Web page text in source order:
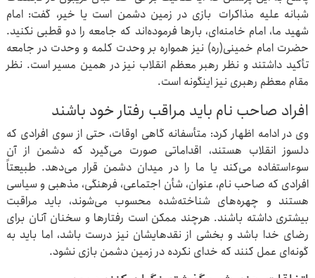
شبانه علیه مذاکرات بازی در زمین دشمن است یا خیر، گفت: امام
شهید ما، امام خامنه‌ای، بارها فرموده‌اند که جامعه را دو قطبی نکنید.
حضرت امام خمینی(ره) نیز همواره بر وحدت کلمه و وحدت در جامعه
تأکید داشتند و نظر رهبر معظم انقلاب نیز در همین مسیر است. نظر
مقام معظم رهبری نیز اینگونه است.
افراد صاحب نام باید مراقب رفتار خود باشند
وی در ادامه اظهار کرد: متأسفانه گاهی اوقات، حتی از سوی افرادی که
دلسوز انقلاب هستند، اقداماتی صورت می‌گیرد که دشمن از آن
سوءاستفاده می‌کند یا ما را در میدان دشمن قرار می‌دهد. طبیعتاً
افرادی که صاحب نام، عنوان، شأن اجتماعی، فرهنگی، مذهبی و سیاسی
هستند و چهره‌های شناخته‌شده محسوب می‌شوند، باید مراقبت
بیشتری داشته باشند. هرچند ممکن است رفتارها و سخنان آنان برای
رضای خدا باشد و بخشی از نقدهایشان نیز درست باشد، اما باید به
گونه‌ای عمل کنند که خدای نکرده در زمین دشمن بازی نشود.